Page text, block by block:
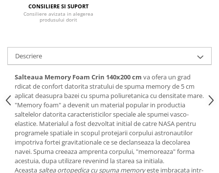
Mese gradinita
Scaune gradinita
Mobilier copii
Mobila camera copii
Scaune birou pentru copii
Saltele patuturi copii
Paturi copii
Masa si scaune gradinita
Seturi comode living si dormitor
CONSILIERE SI SUPORT
Consiliere avizata in alegerea
produsului dorit
Descriere
Salteaua Memory Foam Crin 140x200 cm va ofera un grad
rdicat de confort datorita stratului de spuma memory de 5 cm
aplicat deasupra bazei cu spuma poliuretanica cu densitate mare.
"Memory foam" a devenit un material popular in productia
saltelelor datorita caracteristicilor speciale ale spumei vasco-
elastice. Materialul a fost dezvoltat initial de catre NASA pentru
programele spatiale in scopul protejarii corpului astronautilor
impotriva fortei gravitationale ce se declanseaza la decolarea
navei. Spuma creeaza amprenta corpului, "memoreaza" forma
acestuia, dupa utilizare revenind la starea sa initiala.
Aceasta saltea ortopedica cu spuma memoryeste imbracata intr-